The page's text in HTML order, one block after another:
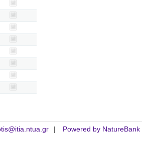
Powered by NatureBank